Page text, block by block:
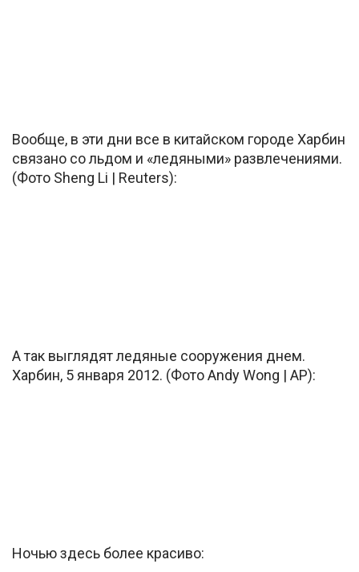
Вообще, в эти дни все в китайском городе Харбин
связано со льдом и «ледяными» развлечениями.
(Фото Sheng Li | Reuters):
А так выглядят ледяные сооружения днем.
Харбин, 5 января 2012. (Фото Andy Wong | AP):
Ночью здесь более красиво: